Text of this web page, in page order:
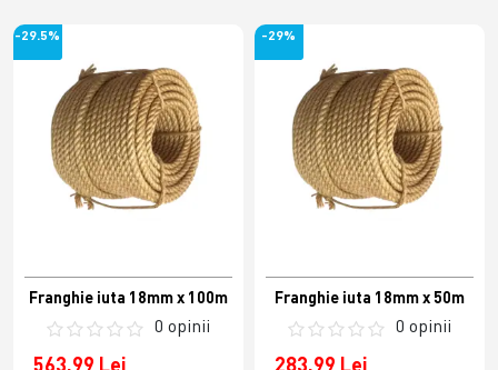
-29.5%
Franghie iuta 18mm x 100m
0 opinii
563,99 Lei
-29%
Franghie iuta 18mm x 50m
0 opinii
283,99 Lei